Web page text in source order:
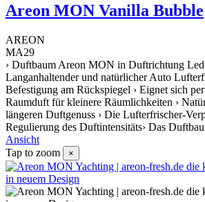
Areon MON Vanilla Bubble
AREON
MA29
› Duftbaum Areon MON in Duftrichtung
Langanhaltender und natürlicher Auto
Befestigung am Rückspiegel › Eignet sich
Raumduft für kleinere Räumlichkeiten ›
längeren Duftgenuss › Die Lufterfrischer-
Regulierung des Duftintensitäts› Das
Ansicht
Tap to zoom
×